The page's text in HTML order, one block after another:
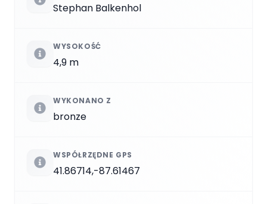
Stephan Balkenhol
WYSOKOŚĆ
4,9 m
WYKONANO Z
bronze
WSPÓŁRZĘDNE GPS
41.86714,-87.61467